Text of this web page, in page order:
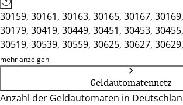
30159, 30161, 30163, 30165, 30167,
30179, 30419, 30449, 30451, 30453,
30519, 30539, 30559, 30625, 30627,
30826, 30827, 30853, 30855, 30880, 30890,
30926, 30938, 30952, 30966, 30974,
31303, 31311, 31319, 31515, 31535, 31832
mehr anzeigen
Geldautomatennetz
Anzahl der Geldautomaten in